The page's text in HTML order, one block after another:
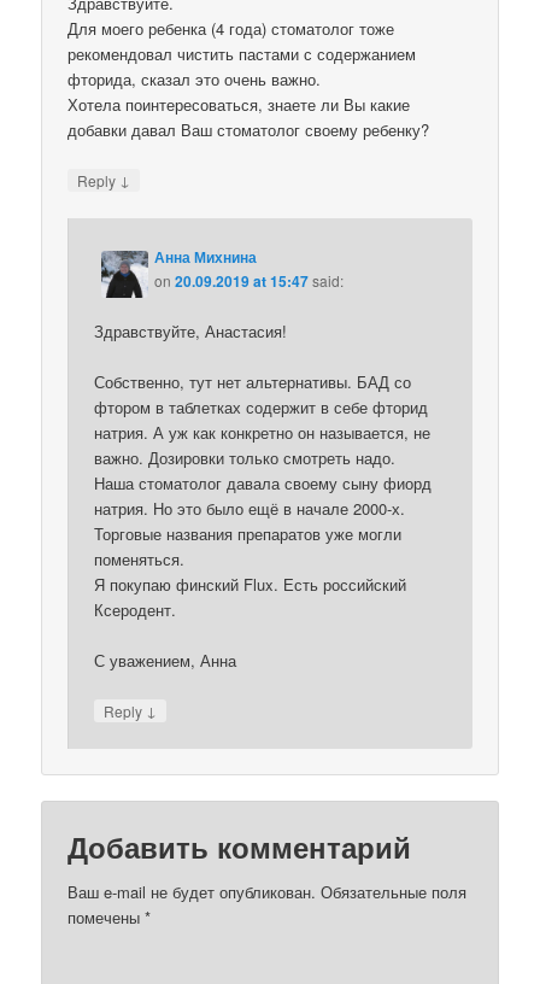
Для моего ребенка (4 года) стоматолог тоже
рекомендовал чистить пастами с содержанием
фторида, сказал это очень важно.
Хотела поинтересоваться, знаете ли Вы какие
добавки давал Ваш стоматолог своему ребенку?
Reply ↓
Анна Михнина
on20.09.2019 at 15:47said:
Здравствуйте, Анастасия!
Собственно, тут нет альтернативы. БАД со
фтором в таблетках содержит в себе фторид
натрия. А уж как конкретно он называется, не
важно. Дозировки только смотреть надо.
Наша стоматолог давала своему сыну фиорд
натрия. Но это было ещё в начале 2000-х.
Торговые названия препаратов уже могли
поменяться.
Я покупаю финский Flux. Есть российский
Ксеродент.
С уважением, Анна
Reply ↓
Добавить комментарий
Ваш e-mail не будет опубликован. Обязательные поля
помечены*